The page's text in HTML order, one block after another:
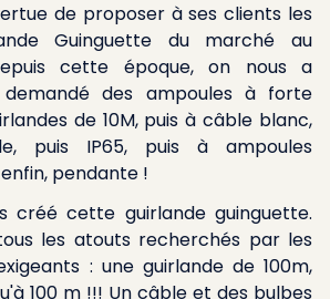
de proposer à ses clients les
Guinguette du marché au
cette époque, on nous a
demandé des ampoules à forte
de 10M, puis à câble blanc,
puis IP65, puis à ampoules
pendante !
créé cette guirlande guinguette.
les atouts recherchés par les
: une guirlande de 100m,
100 m !!! Un câble et des bulbes